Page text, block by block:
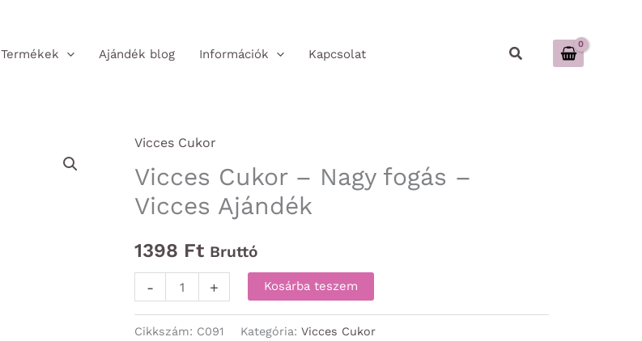
Termékek Ajándék blog Információk Kapcsolat Keresés
Vicces Cukor
Vicces Cukor – Nagy fogás –
Vicces Ajándék
1398 Ft Bruttó
-
-
+ Kosárba teszem
Cikkszám: C091 Kategória: Vicces Cukor